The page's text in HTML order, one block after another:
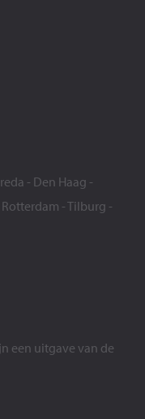
- Den Haag -
Rotterdam -Tilburg -
een uitgave van de